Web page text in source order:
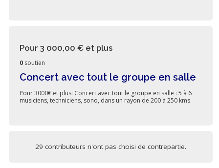
Pour 3 000,00 € et plus
0 soutien
Concert avec tout le groupe en salle
Pour 3000€ et plus: Concert avec tout le groupe en salle : 5 à 6
musiciens, techniciens, sono, dans un rayon de 200 à 250 kms.
29 contributeurs n'ont pas choisi de contrepartie.